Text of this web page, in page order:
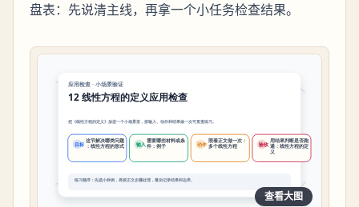
盘表：先说清主线，再拿一个小任务检查结果。
查看大图